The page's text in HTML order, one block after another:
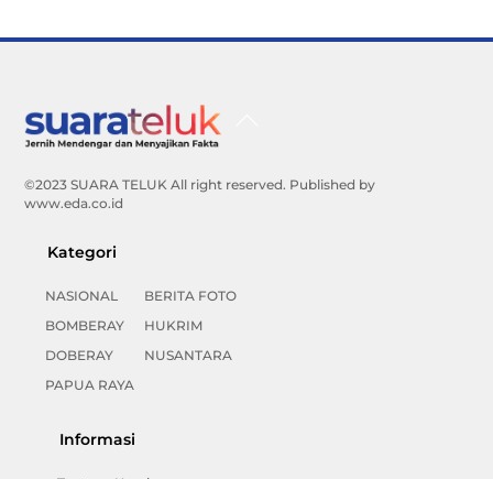
©2023 SUARA TELUK All right reserved. Published by
www.eda.co.id
Kategori
NASIONAL
BOMBERAY
DOBERAY
PAPUA RAYA
BERITA FOTO
HUKRIM
NUSANTARA
Informasi